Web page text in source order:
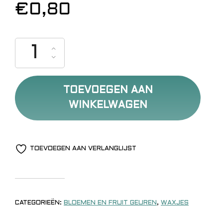
€0,80
TOEVOEGEN AAN
WINKELWAGEN
TOEVOEGEN AAN VERLANGLIJST
CATEGORIEËN: BLOEMEN EN FRUIT GEUREN , WAXJES